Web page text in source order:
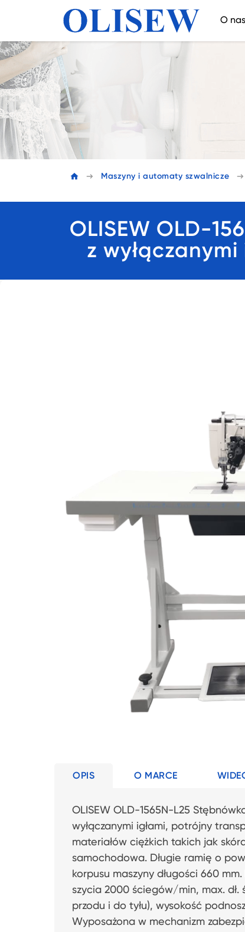
O nas
Maszyny i automaty szwalnicze
OLISEW OLD-
z
OPIS O MARCE
OLISEW OLD-1565N-L25
wyłączanymi igłami, potrójny
materiałów ciężkich takich jak
samochodowa. Długie ramię o
korpusu maszyny długości 660
szycia 2000 ściegów/min, max. dł.
przodu i do tyłu), wysokość
Wyposażona w mechanizm